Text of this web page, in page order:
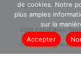
TEFCircle
2026 Fondation
Conditions
de cookies. Notre
plus amples
sur la
Accepter